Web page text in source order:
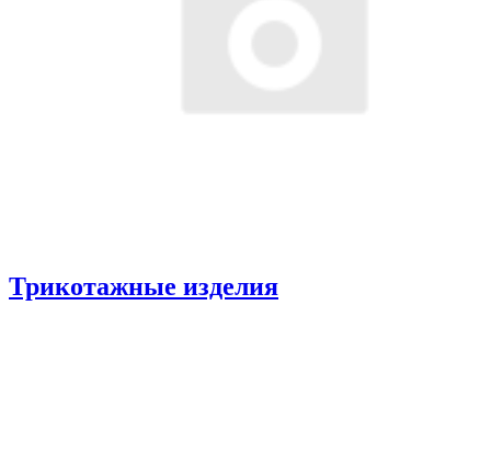
Трикотажные изделия